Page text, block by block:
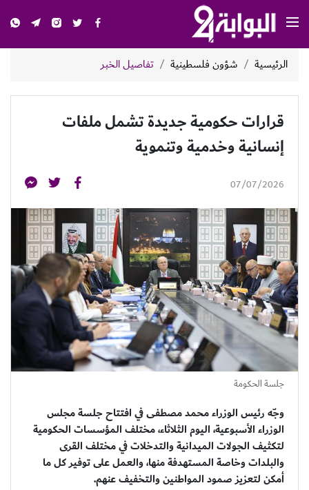
الرئيسية شؤون فلسطينية تفاصيل الخبر
قرارات حكومية جديدة تشمل ملفات
إنسانية وخدمية وتنموية
07/07/2026
جلسة الحكومة
وجّه رئيس الوزراء محمد مصطفى في افتتاح جلسة مجلس
الوزراء الأسبوعية، اليوم الثلاثاء، مختلف المؤسسات الحكومية
لتكثيف الجولات الميدانية والتدخلات في مختلف القرى
والبلدات وخاصة المستهدفة منها، والعمل على توفير كل ما
أمكن لتعزيز صمود المواطنين والتخفيف عنهم.